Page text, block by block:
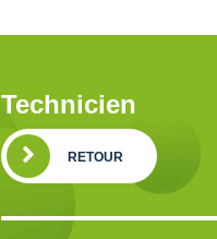
Technicien
RETOUR